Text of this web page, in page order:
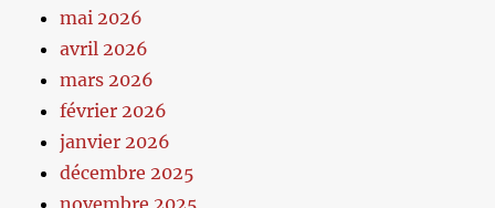
mai 2026
avril 2026
mars 2026
février 2026
janvier 2026
décembre 2025